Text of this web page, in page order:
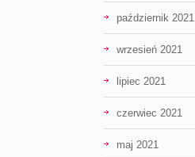
październik 2021
wrzesień 2021
lipiec 2021
czerwiec 2021
maj 2021